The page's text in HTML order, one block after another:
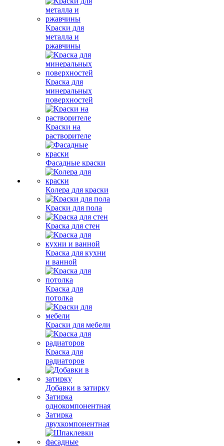
Краски для
металла и
ржавчины
Краска для
минеральных
поверхностей
Краски на
растворителе
Фасадные краски
Колера для краски
Краски для пола
Краска для стен
Краска для кухни
и ванной
Краска для
потолка
Краски для мебели
Краска для
радиаторов
Добавки в затирку
Затирка
однокомпонентная
Затирка
двухкомпонентная